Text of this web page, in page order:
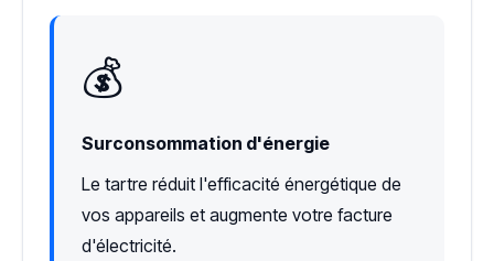
💰
Surconsommation d'énergie
Le tartre réduit l'efficacité énergétique de
vos appareils et augmente votre facture
d'électricité.